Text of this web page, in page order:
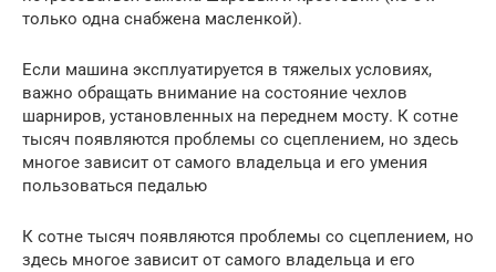
только одна снабжена масленкой).
Если машина эксплуатируется в тяжелых условиях,
важно обращать внимание на состояние чехлов
шарниров, установленных на переднем мосту. К сотне
тысяч появляются проблемы со сцеплением, но здесь
многое зависит от самого владельца и его умения
пользоваться педалью
К сотне тысяч появляются проблемы со сцеплением, но
здесь многое зависит от самого владельца и его